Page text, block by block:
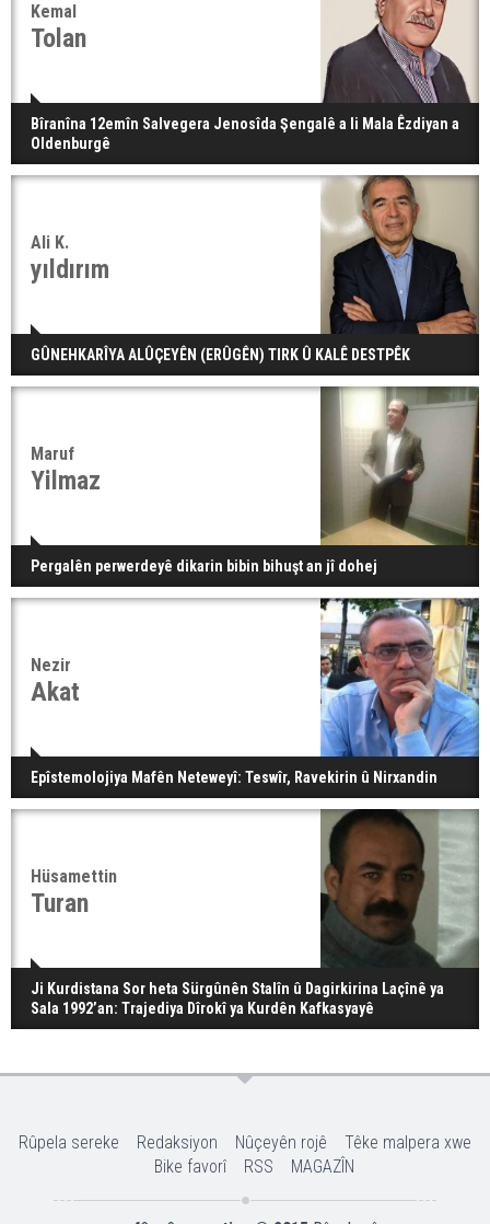
Kemal
Tolan
Bîranîna 12emîn Salvegera Jenosîda Şengalê a li Mala Êzdiyan a
Oldenburgê
Ali K.
yıldırım
GÛNEHKARÎYA ALÛÇEYÊN (ERÛGÊN) TIRK Û KALÊ DESTPÊK
Maruf
Yilmaz
Pergalên perwerdeyê dikarin bibin bihuşt an jî dohej
Nezir
Akat
Epîstemolojiya Mafên Neteweyî: Teswîr, Ravekirin û Nirxandin
Hüsamettin
Turan
Ji Kurdistana Sor heta Sürgûnên Stalîn û Dagirkirina Laçînê ya
Sala 1992’an: Trajediya Dîrokî ya Kurdên Kafkasyayê
Rûpela sereke Redaksiyon Nûçeyên rojê
Têke malpera xwe
Bike favorî
RSS MAGAZÎN